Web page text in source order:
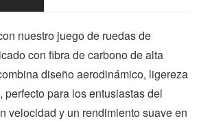
nuestro juego de ruedas de
con fibra de carbono de alta
diseño aerodinámico, ligereza
para los entusiastas del
velocidad y un rendimiento suave en